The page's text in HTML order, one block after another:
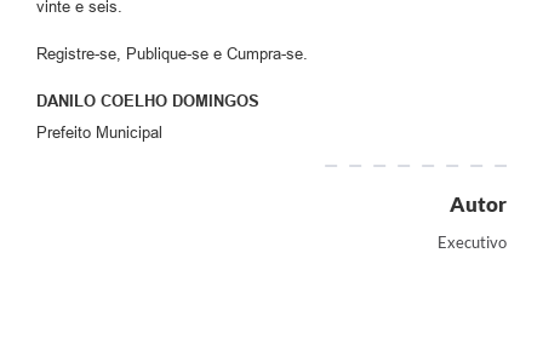
vinte e seis.
Registre-se, Publique-se e Cumpra-se.
DANILO COELHO DOMINGOS
Prefeito Municipal
Autor
Executivo